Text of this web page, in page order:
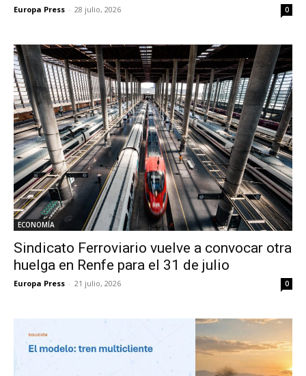
Europa Press - 28 julio, 2026 0
ECONOMÍA
Sindicato Ferroviario vuelve a convocar otra
huelga en Renfe para el 31 de julio
Europa Press - 21 julio, 2026 0